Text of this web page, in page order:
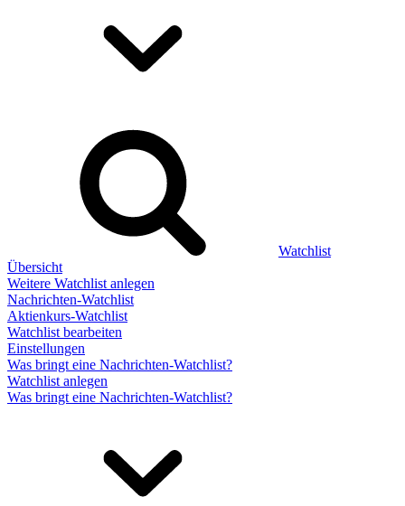
Watchlist
Übersicht
Weitere Watchlist anlegen
Nachrichten-Watchlist
Aktienkurs-Watchlist
Watchlist bearbeiten
Einstellungen
Was bringt eine Nachrichten-Watchlist?
Watchlist anlegen
Was bringt eine Nachrichten-Watchlist?